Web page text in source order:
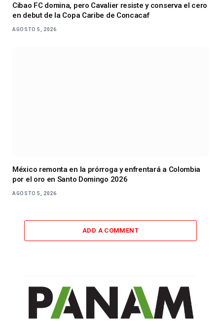
Cibao FC domina, pero Cavalier resiste y conserva el cero
en debut de la Copa Caribe de Concacaf
AGOSTO 5, 2026
México remonta en la prórroga y enfrentará a Colombia
por el oro en Santo Domingo 2026
AGOSTO 5, 2026
ADD A COMMENT